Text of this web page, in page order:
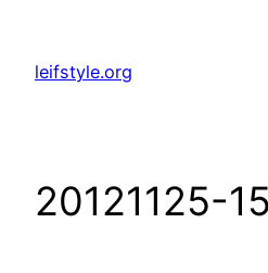
springen
leifstyle.org
20121125-